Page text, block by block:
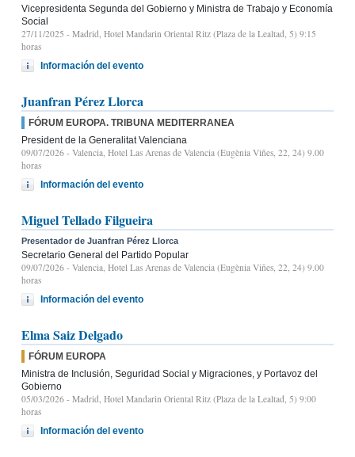
Vicepresidenta Segunda del Gobierno y Ministra de Trabajo y Economía
Social
27/11/2025 - Madrid, Hotel Mandarin Oriental Ritz (Plaza de la Lealtad, 5) 9:15
horas
Información del evento
Juanfran Pérez Llorca
FÓRUM EUROPA. TRIBUNA MEDITERRANEA
President de la Generalitat Valenciana
09/07/2026 - Valencia, Hotel Las Arenas de Valencia (Eugènia Viñes, 22, 24) 9.00
horas
Información del evento
Miguel Tellado Filgueira
Presentador de Juanfran Pérez Llorca
Secretario General del Partido Popular
09/07/2026 - Valencia, Hotel Las Arenas de Valencia (Eugènia Viñes, 22, 24) 9.00
horas
Información del evento
Elma Saiz Delgado
FÓRUM EUROPA
Ministra de Inclusión, Seguridad Social y Migraciones, y Portavoz del
Gobierno
05/03/2026 - Madrid, Hotel Mandarin Oriental Ritz (Plaza de la Lealtad, 5) 9:00
horas
Información del evento